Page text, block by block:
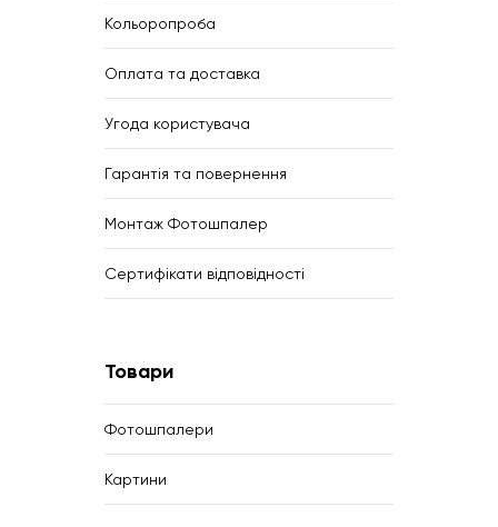
Кольоропроба
Оплата та доставка
Угода користувача
Гарантія та повернення
Монтаж Фотошпалер
Сертифікати відповідності
Товари
Фотошпалери
Картини